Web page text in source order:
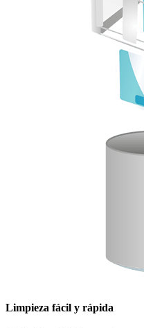
Limpieza fácil y rápida